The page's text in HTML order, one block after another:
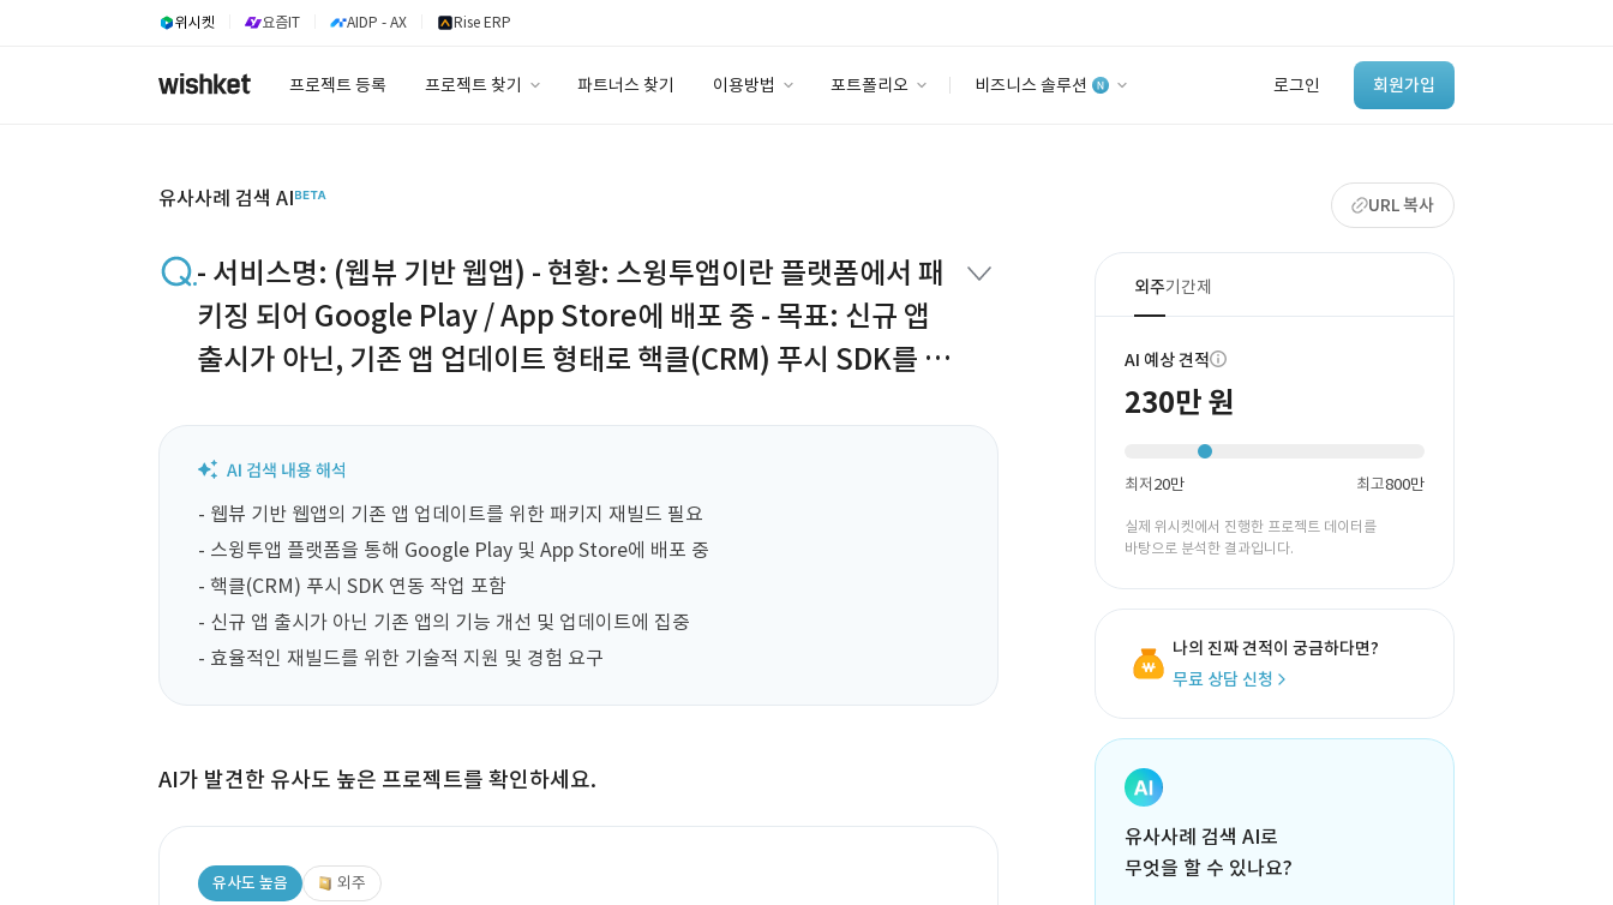
위시켓 요즘IT AIDP - AX Rise ERP
프로젝트 등록 프로젝트 찾기 파트너스 찾기 이용방법 포트폴리오 비즈니스 솔루션 로그인 회원가입
‘이런 거’ 만들어본
개발 회사 있어?
바로가기
유사사례 검색 AI URL 복사
- 서비스명: (웹뷰 기반 웹앱) - 현황: 스윙투앱이란 플랫폼에서 패
키징 되어 Google Play / App Store에 배포 중 - 목표: 신규 앱
출시가 아닌, 기존 앱 업데이트 형태로 핵클(CRM) 푸시 SDK를 연
- 웹뷰 기반 웹앱의 기존 앱 업데이트를 위한 패키지 재빌드 필요
- 스윙투앱 플랫폼을 통해 Google Play 및 App Store에 배포 중
- 핵클(CRM) 푸시 SDK 연동 작업 포함
- 신규 앱 출시가 아닌 기존 앱의 기능 개선 및 업데이트에 집중
- 효율적인 재빌드를 위한 기술적 지원 및 경험 요구
AI가 발견한 유사도 높은 프로젝트를 확인하세요.
유사도 높음 외주
외주기간제
AI 예상 견적
230만 원
최저20만 최고800만
실제 위시켓에서 진행한 프로젝트 데이터를
바탕으로 분석한 결과입니다.
나의 진짜 견적이 궁금하다면?
무료 상담 신청
유사사례 검색 AI로
무엇을 할 수 있나요?